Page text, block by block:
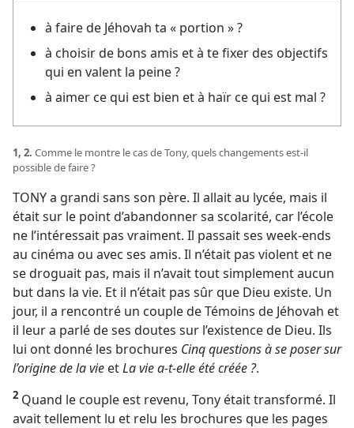
à faire de Jéhovah ta « portion » ?
à choisir de bons amis et à te fixer des objectifs
qui en valent la peine ?
à aimer ce qui est bien et à haïr ce qui est mal ?
1, 2. Comme le montre le cas de Tony, quels changements est-​il
possible de faire ?
TONY a grandi sans son père. Il allait au lycée, mais il
était sur le point d’abandonner sa scolarité, car l’école
ne l’intéressait pas vraiment. Il passait ses week-ends
au cinéma ou avec ses amis. Il n’était pas violent et ne
se droguait pas, mais il n’avait tout simplement aucun
but dans la vie. Et il n’était pas sûr que Dieu existe. Un
jour, il a rencontré un couple de Témoins de Jéhovah et
il leur a parlé de ses doutes sur l’existence de Dieu. Ils
lui ont donné les brochures Cinq questions à se poser sur
l’origine de la vie etLa vie a-​t-​elle été créée ?.
2 Quand le couple est revenu, Tony était transformé. Il
avait tellement lu et relu les brochures que les pages